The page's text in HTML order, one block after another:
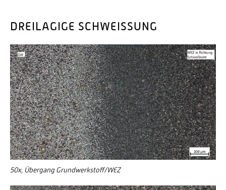
DREILAGIGE SCHWEISSUNG
50x, Übergang Grundwerkstoff/WEZ